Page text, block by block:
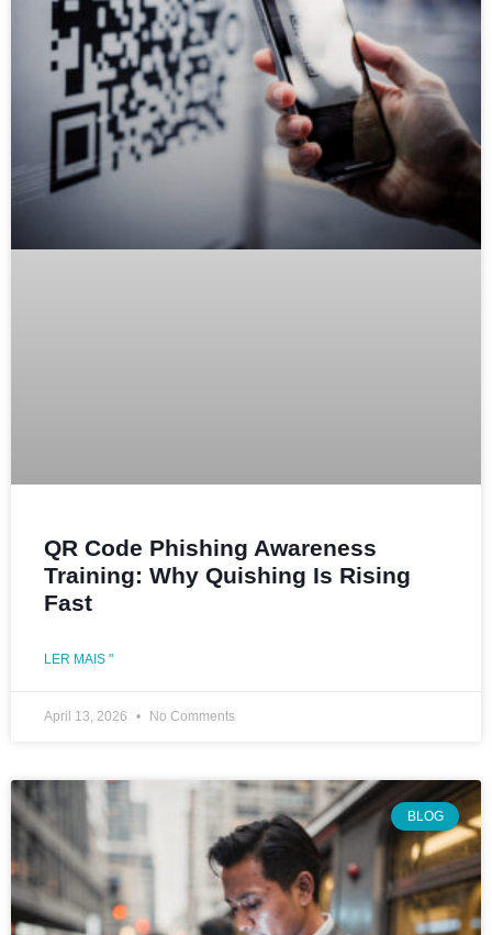
QR Code Phishing Awareness
Training: Why Quishing Is Rising
Fast
LER MAIS "
April 13, 2026 No Comments
BLOG